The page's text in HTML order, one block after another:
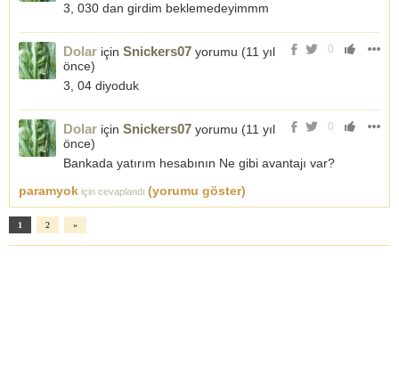
3, 030 dan girdim beklemedeyimmm
0
Dolar için Snickers07 yorumu (11 yıl
önce)
3, 04 diyoduk
0
Dolar için Snickers07 yorumu (11 yıl
önce)
Bankada yatırım hesabının Ne gibi avantajı var?
paramyok için cevaplandı (yorumu göster)
1 2 »